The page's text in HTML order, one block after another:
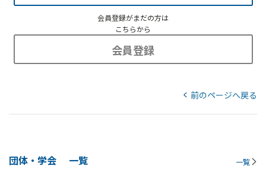
会員登録がまだの方は
こちらから
会員登録
前のページへ戻る
団体・学会 一覧 一覧